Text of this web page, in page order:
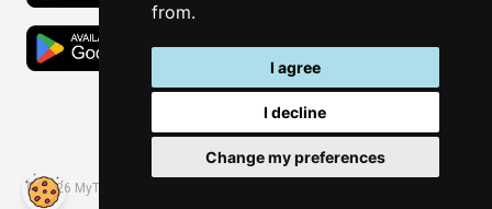
from.
I agree
I decline
Change my preferences
© 2026 MyThassos. All rights reserved.